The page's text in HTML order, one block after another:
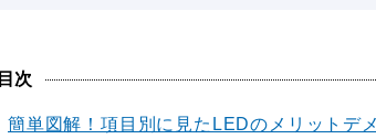
目次
簡単図解！項目別に見たLEDのメリットデ